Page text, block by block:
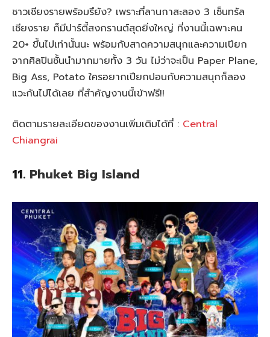
ชาวเชียงรายพร้อมรึยัง? เพราะที่ลานกาสะลอง 3 เซ็นทรัล
เชียงราย ก็มีปาร์ตี้สงกรานต์สุดยิ่งใหญ่ ที่งานนี้เฉพาะคน
20+ ขึ้นไปเท่านั้นนะ พร้อมกับสาดความสนุกและความเปียก
จากศิลปินชั้นนำมากมายทั้ง 3 วัน ไม่ว่าจะเป็น Paper Plane,
Big Ass, Potato ใครอยากเปียกปอนกับความสนุกก็ลอง
แวะกันไปได้เลย ที่สำคัญงานนี้เข้าฟรี!!
ติดตามรายละเอียดของงานเพิ่มเติมได้ที่ : Central
Chiangrai
11. Phuket Big Island